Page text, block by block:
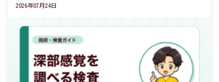
2026年07月24日